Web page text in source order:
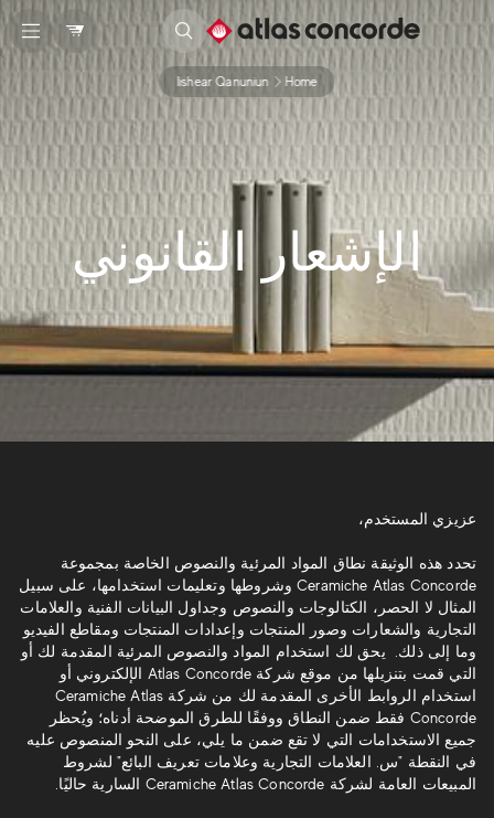
Home
Iishear Qanuniun
الإشعار القانوني
عزيزي المستخدم،
تحدد هذه الوثيقة نطاق المواد المرئية والنصوص الخاصة بمجموعة
Ceramiche Atlas Concorde وشروطها وتعليمات استخدامها، على سبيل
المثال لا الحصر، الكتالوجات والنصوص وجداول البيانات الفنية والعلامات
التجارية والشعارات وصور المنتجات وإعدادات المنتجات ومقاطع الفيديو
وما إلى ذلك. يحق لك استخدام المواد والنصوص المرئية المقدمة لك أو
التي قمت بتنزيلها من موقع شركة Atlas Concorde الإلكتروني أو
استخدام الروابط الأخرى المقدمة لك من شركة Ceramiche Atlas
Concorde فقط ضمن النطاق ووفقًا للطرق الموضحة أدناه؛ ويُحظر
جميع الاستخدامات التي لا تقع ضمن ما يلي، على النحو المنصوص عليه
في النقطة "س. العلامات التجارية وعلامات تعريف البائع" لشروط
المبيعات العامة لشركة Ceramiche Atlas Concorde السارية حاليًا.